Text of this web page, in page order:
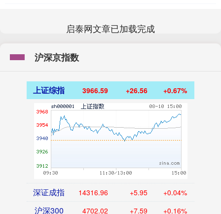
启泰网文章已加载完成
沪深京指数
上证综指 3966.59 +26.56 +0.67%
深证成指 14316.96 +5.95 +0.04%
沪深300 4702.02 +7.59 +0.16%